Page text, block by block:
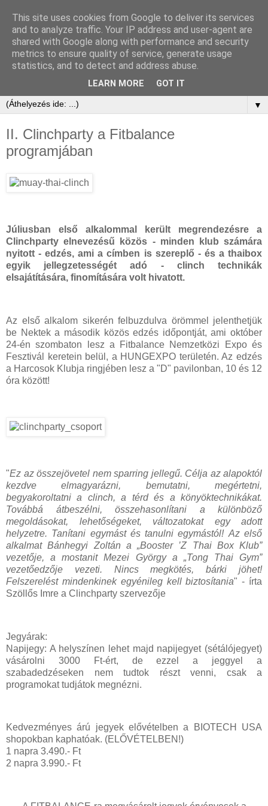
▼
II. Clinchparty a Fitbalance
programjában
Júliusban első alkalommal került megrendezésre a
Clinchparty elnevezésű közös - minden klub számára
nyitott - edzés, ami a címben is szereplő - és a thaibox
egyik jellegzetességét adó - clinch technikák
elsajátítására, finomítására volt hivatott.
Az első alkalom sikerén felbuzdulva örömmel jelenthetjük
be Nektek a második közös edzés időpontját, ami október
24-én szombaton lesz a Fitbalance Nemzetközi Expo és
Fesztivál keretein belül, a HUNGEXPO területén. Az edzés
a Harcosok Klubja ringjében lesz a "D" pavilonban, 10 és 12
óra között!
"Ez az összejövetel nem sparring jellegű. Célja az alapoktól
kezdve elmagyarázni, bemutatni, megértetni,
begyakoroltatni a clinch, a térd és a könyöktechnikákat.
Továbbá átbeszélni, összehasonlítani a különböző
megoldásokat, lehetőségeket, változatokat egy adott
helyzetre. Tanítani egymást és tanulni egymástól! Az első
alkalmat Bánhegyi Zoltán a „Booster ’Z Thai Box Klub”
vezetője, a mostanit Mezei György a „Tong Thai Gym”
vezetőedzője vezeti. Nincs megkötés, bárki jöhet!
Felszerelést mindenkinek egyénileg kell biztosítania" - írta
Szöllős Imre a Clinchparty szervezője
Jegyárak:
Napijegy: A helyszínen lehet majd napijegyet (sétálójegyet)
vásárolni 3000 Ft-ért, de ezzel a jeggyel a
szabadedzéseken nem tudtok részt venni, csak a
programokat tudjátok megnézni.
Kedvezményes árú jegyek elővételben a BIOTECH USA
shopokban kaphatóak. (ELŐVÉTELBEN!)
1 napra 3.490.- Ft
2 napra 3.990.- Ft
This site uses cookies from Google to deliver its services
and to analyze traffic. Your IP address and user-agent are
shared with Google along with performance and security
metrics to ensure quality of service, generate usage
statistics, and to detect and address abuse.
LEARN MORE GOT IT